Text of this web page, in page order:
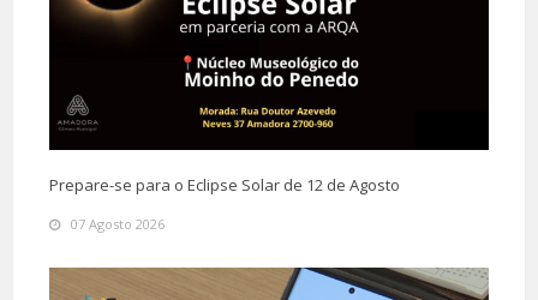
Prepare-se para o Eclipse Solar de 12 de Agosto
07 Agosto 2026